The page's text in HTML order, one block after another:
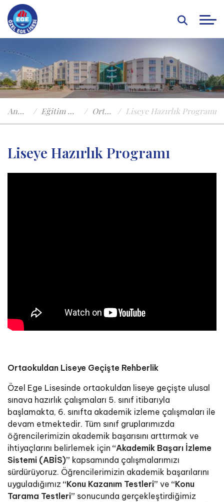
Anasayfa Eğitim Öğretim Ortaokul Liseye Hazırlık Programı
Liseye Hazırlık Programı
Ortaokuldan Liseye Geçişte Rehberlik
Özel Ege Lisesinde ortaokuldan liseye geçişte ulusal
sınava hazırlık çalışmaları 5. sınıf itibarıyla
başlamakta, 6. sınıfta akademik izleme çalışmaları ile
devam etmektedir. Tüm sınıf gruplarımızda
öğrencilerimizin akademik başarısını arttırmak ve
ihtiyaçlarını belirlemek için “Akademik Başarı İzleme
Sistemi (ABİS)” kapsamında çalışmalarımızı
sürdürüyoruz. Öğrencilerimizin akademik başarılarını
uyguladığımız “Konu Kazanım Testleri” ve “Konu
Tarama Testleri” sonucunda gerçekleştirdiğimiz